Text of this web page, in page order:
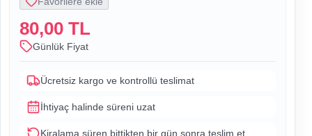
80,00 TL
Günlük Fiyat
Ücretsiz kargo ve kontrollü teslimat
İhtiyaç halinde süreni uzat
Kiralama süren bittikten bir gün sonra teslim et